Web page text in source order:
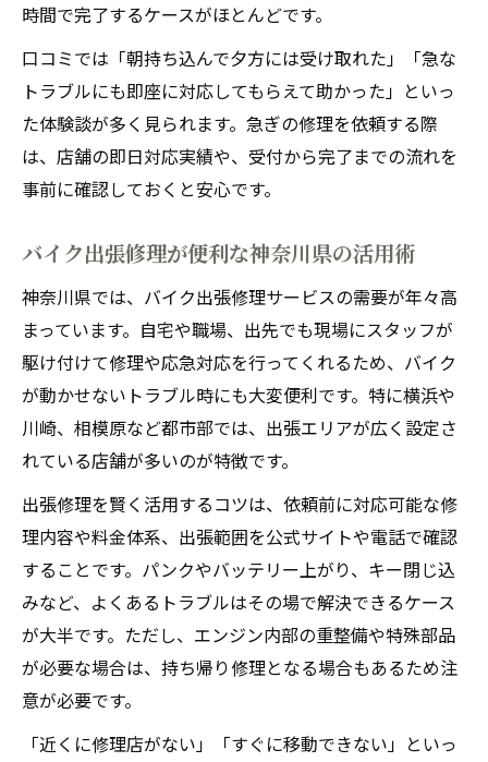
時間で完了するケースがほとんどです。
口コミでは「朝持ち込んで夕方には受け取れた」「急な
トラブルにも即座に対応してもらえて助かった」といっ
た体験談が多く見られます。急ぎの修理を依頼する際
は、店舗の即日対応実績や、受付から完了までの流れを
事前に確認しておくと安心です。
バイク出張修理が便利な神奈川県の活用術
神奈川県では、バイク出張修理サービスの需要が年々高
まっています。自宅や職場、出先でも現場にスタッフが
駆け付けて修理や応急対応を行ってくれるため、バイク
が動かせないトラブル時にも大変便利です。特に横浜や
川崎、相模原など都市部では、出張エリアが広く設定さ
れている店舗が多いのが特徴です。
出張修理を賢く活用するコツは、依頼前に対応可能な修
理内容や料金体系、出張範囲を公式サイトや電話で確認
することです。パンクやバッテリー上がり、キー閉じ込
みなど、よくあるトラブルはその場で解決できるケース
が大半です。ただし、エンジン内部の重整備や特殊部品
が必要な場合は、持ち帰り修理となる場合もあるため注
意が必要です。
「近くに修理店がない」「すぐに移動できない」といっ